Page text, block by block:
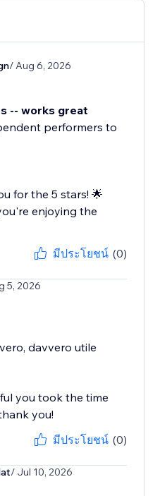
/ Aug 6, 2026
-- works great
performers to
for the 5 stars! 🌟
enjoying the
มีประโยชน์ (0)
5, 2026
davvero utile
you took the time
you!
มีประโยชน์ (0)
/ Jul 10, 2026